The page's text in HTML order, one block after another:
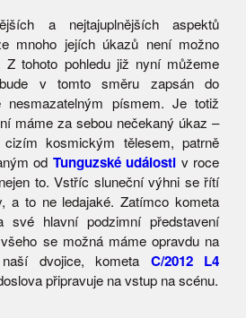
a nejtajuplnějších aspektů
mnoho jejích úkazů není možno
Z tohoto pohledu již nyní můžeme
v tomto směru zapsán do
nesmazatelným písmem. Je totiž
máme za sebou nečekaný úkaz –
kosmickým tělesem, patrně
od Tunguzské události v roce
to. Vstříc sluneční výhni se řítí
a to ne ledajaké. Zatímco kometa
své hlavní podzimní představení
se možná máme opravdu na
dvojice, kometa C/2012 L4
připravuje na vstup na scénu.